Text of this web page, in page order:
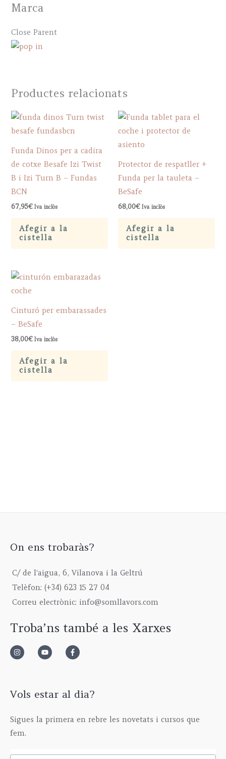
Marca
Close Parent
Productes relacionats
Funda Dinos per a cadira
de cotxe Besafe Izi Twist
B i Izi Turn B – Fundas
BCN
67,95€ Iva inclòs
Afegir a la
cistella
Protector de respatller +
Funda per la tauleta –
BeSafe
68,00€ Iva inclòs
Afegir a la
cistella
Cinturó per embarassades
– BeSafe
38,00€ Iva inclòs
Afegir a la
cistella
On ens trobaràs?
C/ de l'aigua, 6, Vilanova i la Geltrú
Telèfon: (+34) 623 15 27 04
Correu electrònic: info@somllavors.com
Troba’ns també a les Xarxes
Vols estar al dia?
Sigues la primera en rebre les novetats i cursos que
fem.